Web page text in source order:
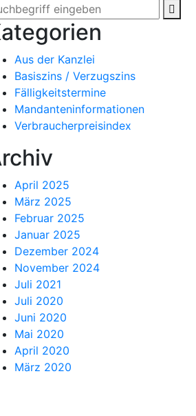
Aus der Kanzlei
Basiszins / Verzugszins
Fälligkeitstermine
Mandanteninformationen
Verbraucherpreisindex
April 2025
März 2025
Februar 2025
Januar 2025
Dezember 2024
November 2024
Juli 2021
Juli 2020
Juni 2020
Mai 2020
April 2020
März 2020